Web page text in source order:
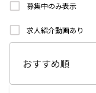
募集中のみ表示
求人紹介動画あり